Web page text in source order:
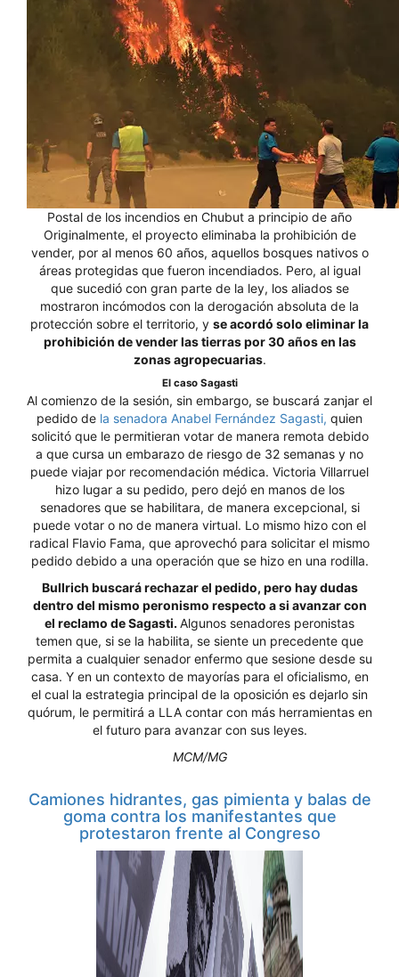
Postal de los incendios en Chubut a principio de año
Originalmente, el proyecto eliminaba la prohibición de
vender, por al menos 60 años, aquellos bosques nativos o
áreas protegidas que fueron incendiados. Pero, al igual
que sucedió con gran parte de la ley, los aliados se
mostraron incómodos con la derogación absoluta de la
protección sobre el territorio, y se acordó solo eliminar la
prohibición de vender las tierras por 30 años en las
zonas agropecuarias.
El caso Sagasti
Al comienzo de la sesión, sin embargo, se buscará zanjar el
pedido de la senadora Anabel Fernández Sagasti, quien
solicitó que le permitieran votar de manera remota debido
a que cursa un embarazo de riesgo de 32 semanas y no
puede viajar por recomendación médica. Victoria Villarruel
hizo lugar a su pedido, pero dejó en manos de los
senadores que se habilitara, de manera excepcional, si
puede votar o no de manera virtual. Lo mismo hizo con el
radical Flavio Fama, que aprovechó para solicitar el mismo
pedido debido a una operación que se hizo en una rodilla.
Bullrich buscará rechazar el pedido, pero hay dudas
dentro del mismo peronismo respecto a si avanzar con
el reclamo de Sagasti. Algunos senadores peronistas
temen que, si se la habilita, se siente un precedente que
permita a cualquier senador enfermo que sesione desde su
casa. Y en un contexto de mayorías para el oficialismo, en
el cual la estrategia principal de la oposición es dejarlo sin
quórum, le permitirá a LLA contar con más herramientas en
el futuro para avanzar con sus leyes.
MCM/MG
Camiones hidrantes, gas pimienta y balas de
goma contra los manifestantes que
protestaron frente al Congreso